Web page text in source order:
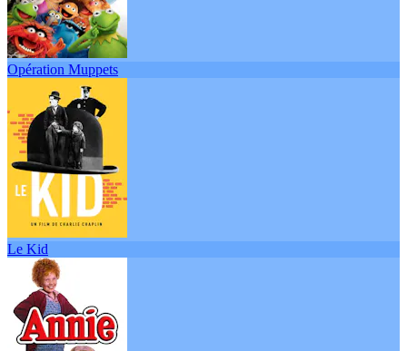
Opération Muppets
Le Kid